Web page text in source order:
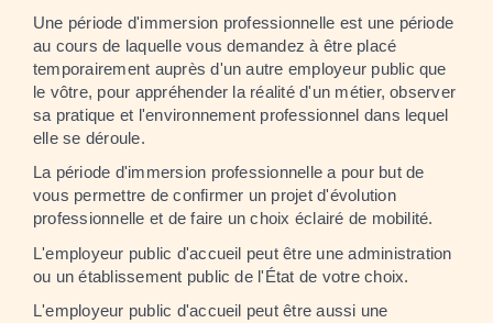
Une période d'immersion professionnelle est une période
au cours de laquelle vous demandez à être placé
temporairement auprès d'un autre employeur public que
le vôtre, pour appréhender la réalité d'un métier, observer
sa pratique et l'environnement professionnel dans lequel
elle se déroule.
La période d'immersion professionnelle a pour but de
vous permettre de confirmer un projet d'évolution
professionnelle et de faire un choix éclairé de mobilité.
L'employeur public d'accueil peut être une administration
ou un établissement public de l'État de votre choix.
L'employeur public d'accueil peut être aussi une